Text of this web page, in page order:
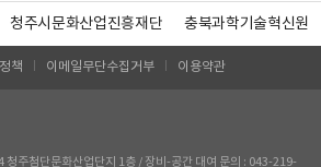
청주시문화산업진흥재단 충북과학기술혁신원
책 이메일무단수집거부 이용약관
청주첨단문화산업단지 1층 / 장비-공간 대여 문의 : 043-219-